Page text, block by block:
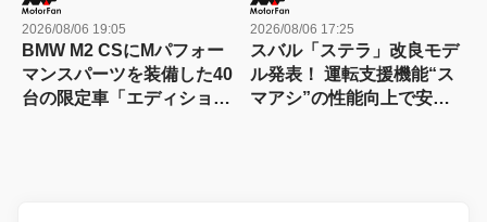
2026/08/06 19:05
BMW M2 CSにMパフォー
マンスパーツを装備した40
台の限定車「エディショ
2026/08/06 17:25
スバル「ステラ」改良モデ
ル発表！ 運転支援機能“ス
マアシ”の性能向上で安心